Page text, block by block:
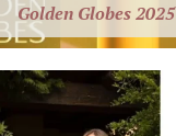
Golden Globes 2025